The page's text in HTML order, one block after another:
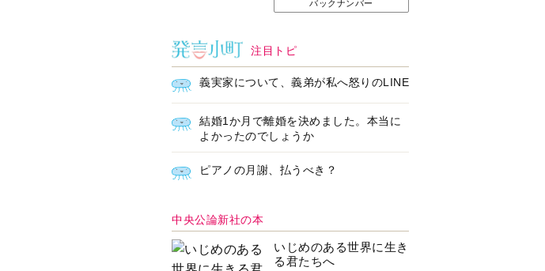
バックナンバー
注目トピ
義実家について、義弟が私へ怒りのLINE
結婚1か月で離婚を決めました。本当に
よかったのでしょうか
ピアノの月謝、払うべき？
中央公論新社の本
いじめのある世界に生き
る君たちへ